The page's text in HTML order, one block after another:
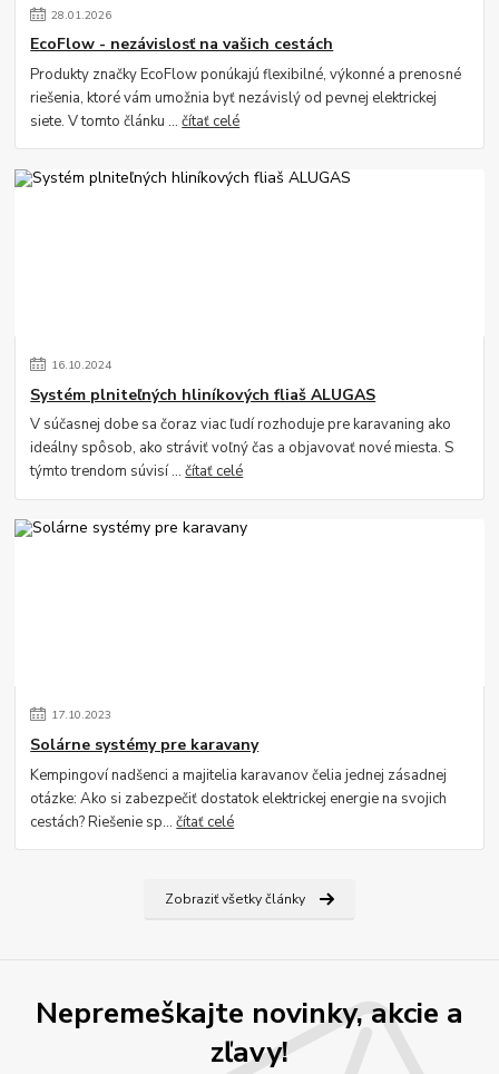
28.01.2026
EcoFlow - nezávislosť na vašich cestách
Produkty značky EcoFlow ponúkajú flexibilné, výkonné a prenosné
riešenia, ktoré vám umožnia byť nezávislý od pevnej elektrickej
siete. V tomto článku ...čítať celé
16.10.2024
Systém plniteľných hliníkových fliaš ALUGAS
V súčasnej dobe sa čoraz viac ľudí rozhoduje pre karavaning ako
ideálny spôsob, ako stráviť voľný čas a objavovať nové miesta. S
týmto trendom súvisí ...čítať celé
17.10.2023
Solárne systémy pre karavany
Kempingoví nadšenci a majitelia karavanov čelia jednej zásadnej
otázke: Ako si zabezpečiť dostatok elektrickej energie na svojich
cestách? Riešenie sp...čítať celé
Zobraziť všetky články
Nepremeškajte novinky, akcie a
zľavy!